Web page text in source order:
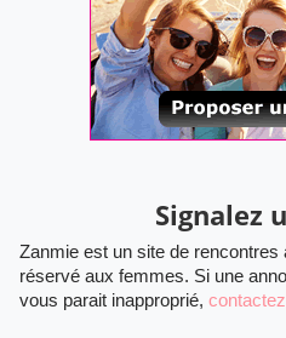
Signalez
Zanmie est un site de
réservé aux femmes. Si une
vous parait inapproprié,